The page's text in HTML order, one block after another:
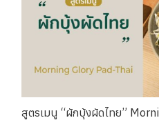
สูตรเมนู “ผักบุ้งผัดไทย”